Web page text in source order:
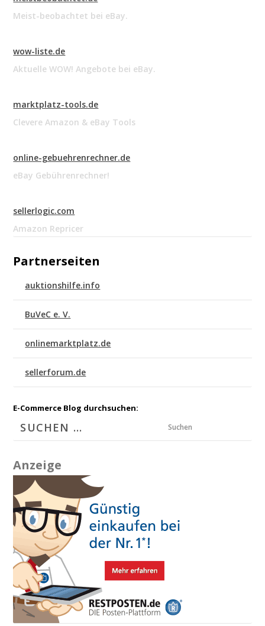
Meist-beobachtet bei eBay.
wow-liste.de
Aktuelle WOW! Angebote bei eBay.
marktplatz-tools.de
Clevere Amazon & eBay Tools
online-gebuehrenrechner.de
eBay Gebührenrechner!
sellerlogic.com
Amazon Repricer
Partnerseiten
auktionshilfe.info
BuVeC e. V.
onlinemarktplatz.de
sellerforum.de
E-Commerce Blog durchsuchen:
Suchen
Anzeige